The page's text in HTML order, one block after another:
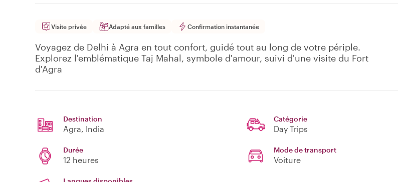
Visite privée Adapté aux familles Confirmation instantanée
Voyagez de Delhi à Agra en tout confort, guidé tout au long de votre périple.
Explorez l'emblématique Taj Mahal, symbole d'amour, suivi d'une visite du Fort
d'Agra
Destination
Agra, India
Catégorie
Day Trips
Durée
12 heures
Mode de transport
Voiture